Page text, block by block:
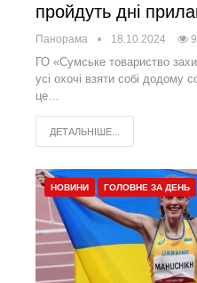
пройдуть дні
Панорама 18.10.2024
ГО «Сумське товариство
усі охочі взяти собі додому
це…
ДЕТАЛЬНІШЕ...
НОВИНИ ГОЛОВНЕ ЗА ДЕНЬ